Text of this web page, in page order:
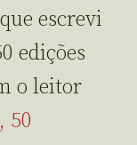
escrevi
edições
o leitor
50